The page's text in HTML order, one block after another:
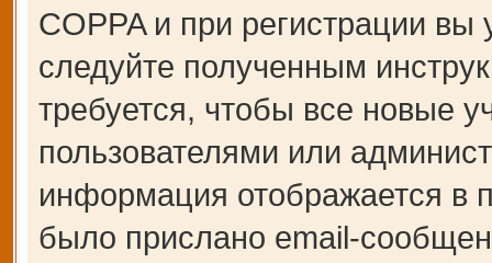
COPPA и при регистрации вы
следуйте полученным
требуется, чтобы все новые
пользователями или
информация отображается в
было прислано email-